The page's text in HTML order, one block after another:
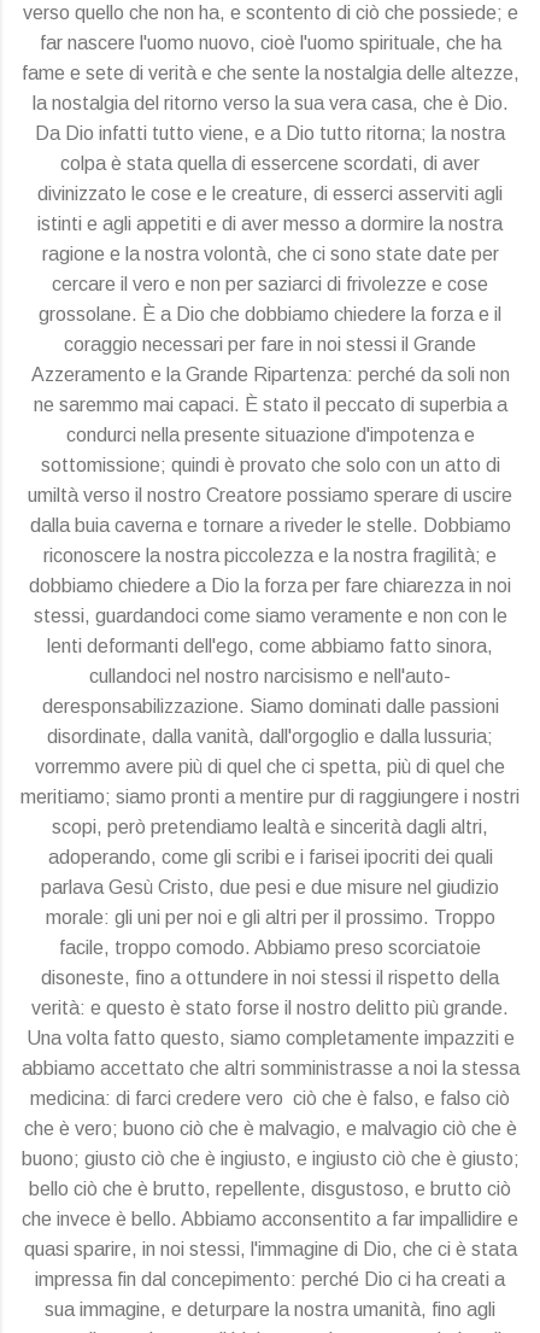
verso quello che non ha, e scontento di ciò che possiede; e
far nascere l'uomo nuovo, cioè l'uomo spirituale, che ha
fame e sete di verità e che sente la nostalgia delle altezze,
la nostalgia del ritorno verso la sua vera casa, che è Dio.
Da Dio infatti tutto viene, e a Dio tutto ritorna; la nostra
colpa è stata quella di essercene scordati, di aver
divinizzato le cose e le creature, di esserci asserviti agli
istinti e agli appetiti e di aver messo a dormire la nostra
ragione e la nostra volontà, che ci sono state date per
cercare il vero e non per saziarci di frivolezze e cose
grossolane. È a Dio che dobbiamo chiedere la forza e il
coraggio necessari per fare in noi stessi il Grande
Azzeramento e la Grande Ripartenza: perché da soli non
ne saremmo mai capaci. È stato il peccato di superbia a
condurci nella presente situazione d'impotenza e
sottomissione; quindi è provato che solo con un atto di
umiltà verso il nostro Creatore possiamo sperare di uscire
dalla buia caverna e tornare a riveder le stelle. Dobbiamo
riconoscere la nostra piccolezza e la nostra fragilità; e
dobbiamo chiedere a Dio la forza per fare chiarezza in noi
stessi, guardandoci come siamo veramente e non con le
lenti deformanti dell'ego, come abbiamo fatto sinora,
cullandoci nel nostro narcisismo e nell'auto-
deresponsabilizzazione. Siamo dominati dalle passioni
disordinate, dalla vanità, dall'orgoglio e dalla lussuria;
vorremmo avere più di quel che ci spetta, più di quel che
meritiamo; siamo pronti a mentire pur di raggiungere i nostri
scopi, però pretendiamo lealtà e sincerità dagli altri,
adoperando, come gli scribi e i farisei ipocriti dei quali
parlava Gesù Cristo, due pesi e due misure nel giudizio
morale: gli uni per noi e gli altri per il prossimo. Troppo
facile, troppo comodo. Abbiamo preso scorciatoie
disoneste, fino a ottundere in noi stessi il rispetto della
verità: e questo è stato forse il nostro delitto più grande.
Una volta fatto questo, siamo completamente impazziti e
abbiamo accettato che altri somministrasse a noi la stessa
medicina: di farci credere vero ciò che è falso, e falso ciò
che è vero; buono ciò che è malvagio, e malvagio ciò che è
buono; giusto ciò che è ingiusto, e ingiusto ciò che è giusto;
bello ciò che è brutto, repellente, disgustoso, e brutto ciò
che invece è bello. Abbiamo acconsentito a far impallidire e
quasi sparire, in noi stessi, l'immagine di Dio, che ci è stata
impressa fin dal concepimento: perché Dio ci ha creati a
sua immagine, e deturpare la nostra umanità, fino agli